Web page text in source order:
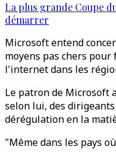
La plus grande Coupe
démarrer
Microsoft entend
moyens pas chers
l'internet dans les
Le patron de Microsoft
selon lui, des
dérégulation en la
"Même dans les pays